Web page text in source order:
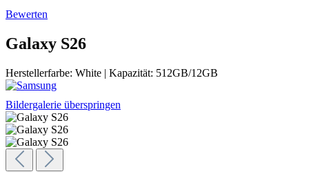
Bewerten
Galaxy S26
Herstellerfarbe: White | Kapazität: 512GB/12GB
Bildergalerie überspringen